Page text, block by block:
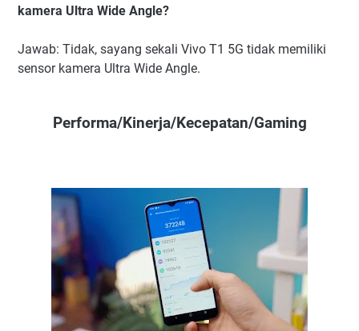
kamera Ultra Wide Angle?
Jawab: Tidak, sayang sekali Vivo T1 5G tidak memiliki
sensor kamera Ultra Wide Angle.
Performa/Kinerja/Kecepatan/Gaming